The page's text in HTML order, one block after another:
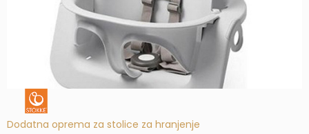
Dodatna oprema za stolice za hranjenje